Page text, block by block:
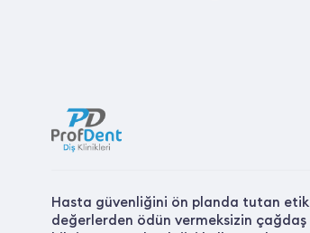
Hasta güvenliğini ön planda tutan etik
değerlerden ödün vermeksizin çağdaş